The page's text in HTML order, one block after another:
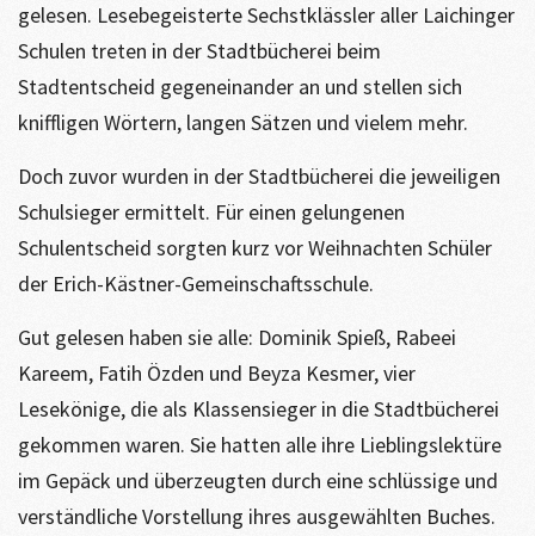
gelesen. Lesebegeisterte Sechstklässler aller Laichinger
Schulen treten in der Stadtbücherei beim
Stadtentscheid gegeneinander an und stellen sich
kniffligen Wörtern, langen Sätzen und vielem mehr.
Doch zuvor wurden in der Stadtbücherei die jeweiligen
Schulsieger ermittelt. Für einen gelungenen
Schulentscheid sorgten kurz vor Weihnachten Schüler
der Erich-Kästner-Gemeinschaftsschule.
Gut gelesen haben sie alle: Dominik Spieß, Rabeei
Kareem, Fatih Özden und Beyza Kesmer, vier
Lesekönige, die als Klassensieger in die Stadtbücherei
gekommen waren. Sie hatten alle ihre Lieblingslektüre
im Gepäck und überzeugten durch eine schlüssige und
verständliche Vorstellung ihres ausgewählten Buches.